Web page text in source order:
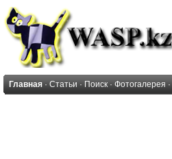
Главная · Статьи · Поиск · Фотогалерея ·